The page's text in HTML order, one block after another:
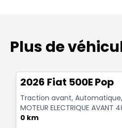
Plus de
2026 Fiat 500E Pop
Traction avant,
MOTEUR ELECTRIQUE AVANT
Essence
0 km